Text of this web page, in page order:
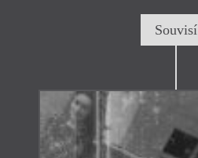
Souvisí